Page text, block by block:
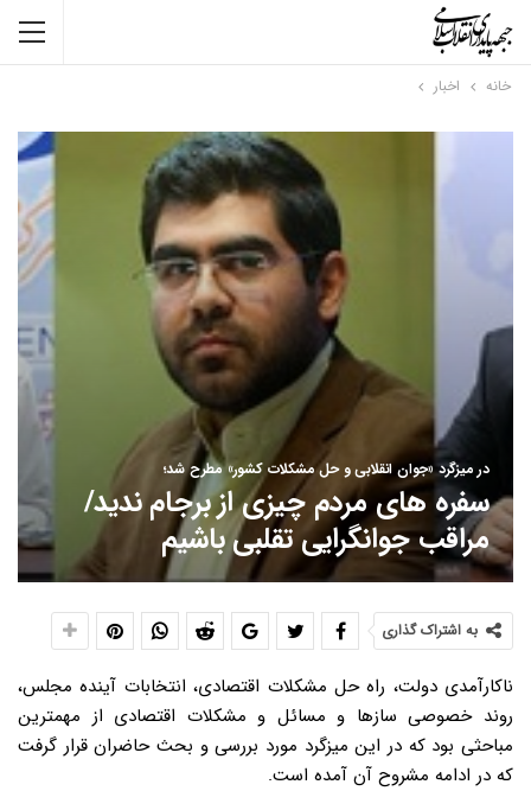
خانه اخبار
در میزگرد «جوان انقلابی و حل مشکلات کشور» مطرح شد؛
سفره های مردم چیزی از برجام ندید/
مراقب جوانگرایی تقلبی باشیم
به اشتراک گذاری
ناکارآمدی دولت، راه حل مشکلات اقتصادی، انتخابات آینده مجلس،
روند خصوصی سازها و مسائل و مشکلات اقتصادی از مهمترین
مباحثی بود که در این میزگرد مورد بررسی و بحث حاضران قرار گرفت
که در ادامه مشروح آن آمده است.